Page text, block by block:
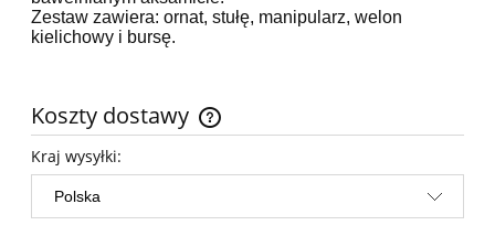
Zestaw zawiera: ornat, stułę, manipularz, welon
kielichowy i bursę.
Koszty dostawy
Cena nie zawiera ewentualnych kosztów płatności
Kraj wysyłki: